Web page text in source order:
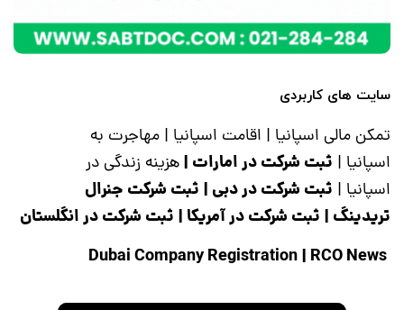
سایت های کاربردی
تمکن مالی اسپانیا | اقامت اسپانیا | مهاجرت به
اسپانیا | ثبت شرکت در امارات |هزینه زندگی در
اسپانیا | ثبت شرکت در دبی | ثبت شرکت جنرال
تریدینگ | ثبت شرکت در آمریکا | ثبت شرکت در انگلستان
| RCO News